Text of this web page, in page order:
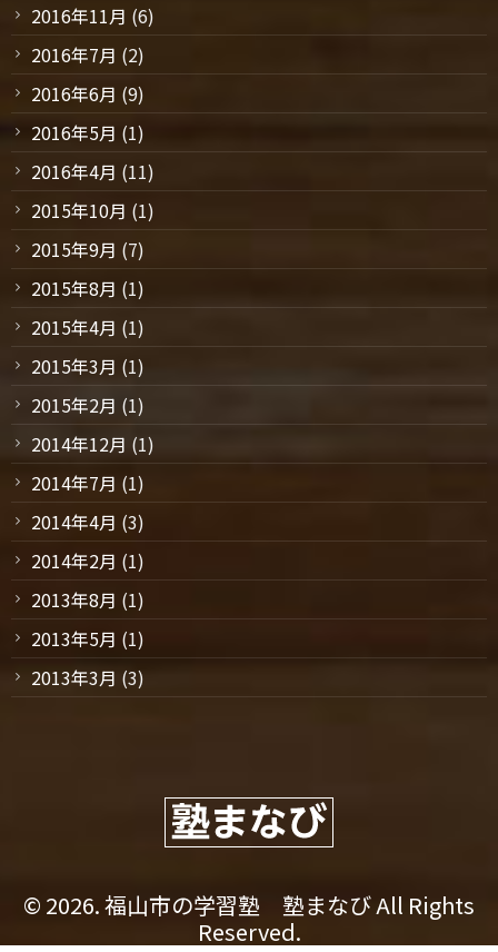
2016年11月 (6)
2016年7月 (2)
2016年6月 (9)
2016年5月 (1)
2016年4月 (11)
2015年10月 (1)
2015年9月 (7)
2015年8月 (1)
2015年4月 (1)
2015年3月 (1)
2015年2月 (1)
2014年12月 (1)
2014年7月 (1)
2014年4月 (3)
2014年2月 (1)
2013年8月 (1)
2013年5月 (1)
2013年3月 (3)
© 2026. 福山市の学習塾 塾まなび All Rights
Reserved.